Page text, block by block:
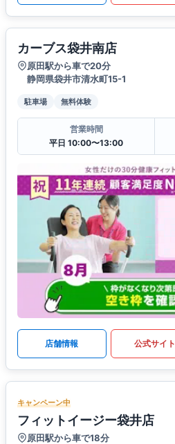
カーブス袋井南店
原田駅から車で20分
静岡県袋井市清水町15-1
駐車場 無料体験
営業時間
平日 10:00〜13:00
店舗情報 公式サイト
キャンペーン中
フィットイージー袋井店
原田駅から車で18分